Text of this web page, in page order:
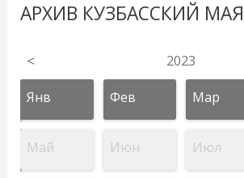
АРХИВ КУЗБАССКИЙ
< 2023
Янв Фев Мар
Май Июн Июл